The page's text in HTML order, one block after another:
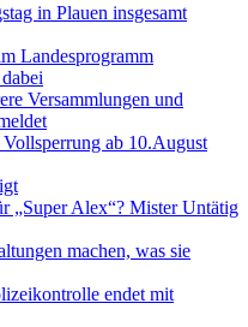
in Plauen insgesamt
Landesprogramm
Versammlungen und
ab 10.August
„Super Alex“? Mister Untätig
machen, was sie
endet mit